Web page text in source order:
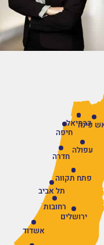
רחובות
תל אביב
חיפה
ירושלים
פתח תקווה
חדרה
אשדוד
עפולה
פינה
כרמיאל